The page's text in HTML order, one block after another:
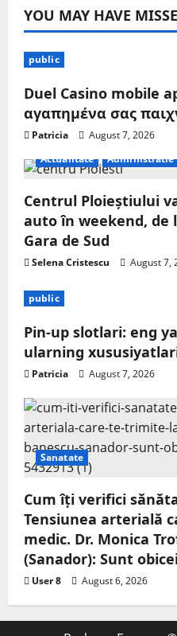
YOU MAY HAVE
public
Duel Casino mobile
αγαπημένα σας
Patricia
August 7, 2026
Actualitate
Administratie
Centrul Ploieștiului
auto în weekend, de
Gara de Sud
Selena Cristescu August 7,
public
Pin-up slotlari: eng
ularning
Patricia August 7, 2026
Sanatate
Cum îți verifici
Tensiunea arterială
medic. Dr. Monica
(Sanador): Sunt
User 8 August 6, 2026